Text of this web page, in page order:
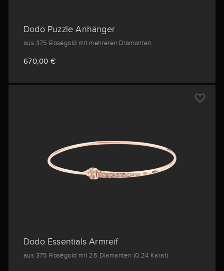
Dodo Puzzle Anhänger
aus 375 Roségold mit mehreren Diamanten
670,00 €
Dodo Essentials Armreif
aus 375 Roségold mit 26 Diamanten (0,24 Karat)